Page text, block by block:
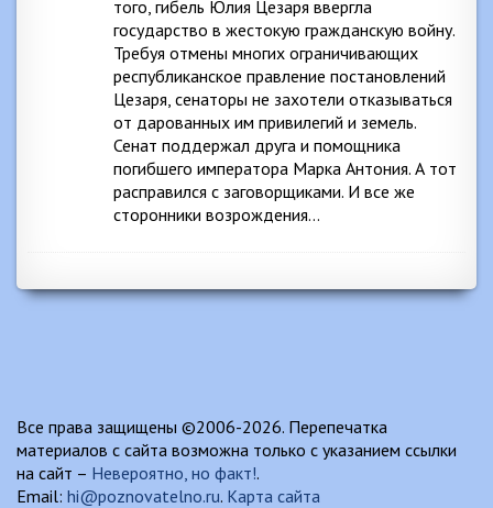
того, гибель Юлия Цезаря ввергла
государство в жестокую гражданскую войну.
Требуя отмены многих ограничивающих
республиканское правление постановлений
Цезаря, сенаторы не захотели отказываться
от дарованных им привилегий и земель.
Сенат поддержал друга и помощника
погибшего императора Марка Антония. А тот
расправился с заговорщиками. И все же
сторонники возрождения…
Все права защищены ©2006-2026. Перепечатка
материалов с сайта возможна только с указанием ссылки
на сайт – Невероятно, но факт!.
Email: hi@poznovatelno.ru. Карта сайта